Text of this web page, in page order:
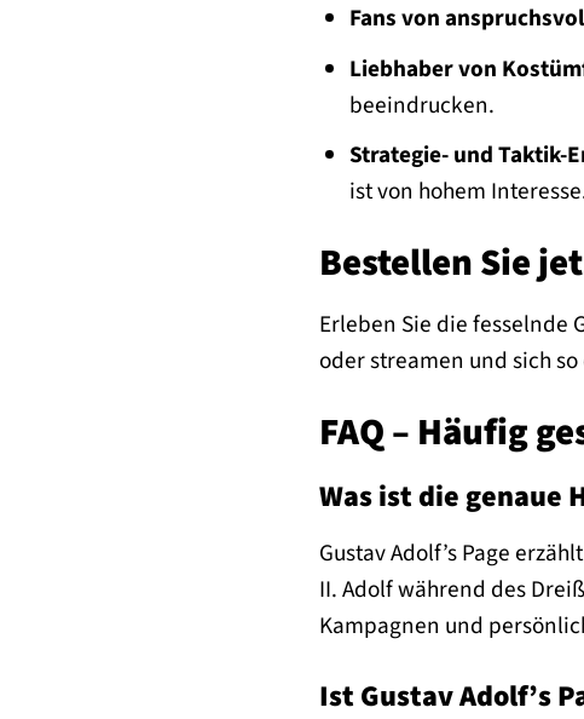
Fans von
Liebhaber von
beeindrucken.
Strategie- und Taktik-
ist von hohem
Bestellen Sie
Erleben Sie die fesselnde
oder streamen und sich
FAQ – Häufig
Was ist die genaue
Gustav Adolf’s Page
II. Adolf während des
Kampagnen und
Ist Gustav Adolf’s